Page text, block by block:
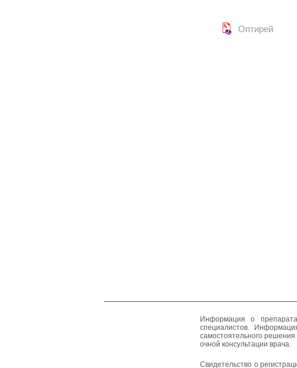
Оптирей
Информация о
специалистов.
самостоятельного
очной консультации врача.
Свидетельство о